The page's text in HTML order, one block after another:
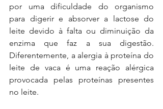
por uma dificuldade do organismo
para digerir e absorver a lactose do
leite devido à falta ou diminuição da
enzima que faz a sua digestão.
Diferentemente, a alergia à proteína do
leite de vaca é uma reação alérgica
provocada pelas proteínas presentes
no leite.